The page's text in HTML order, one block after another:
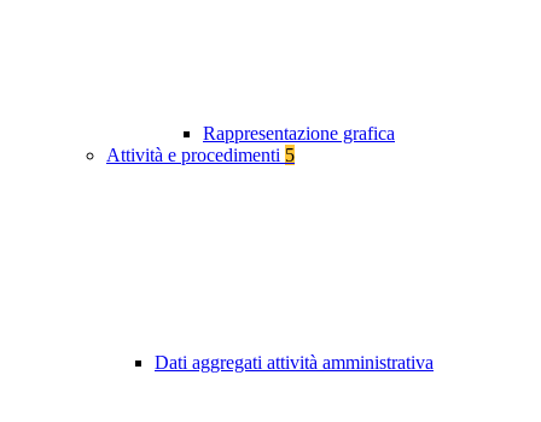
Rappresentazione grafica
Attività e procedimenti 5
Dati aggregati attività amministrativa